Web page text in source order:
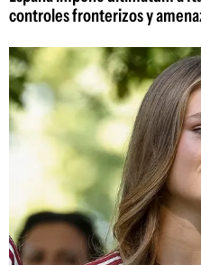
controles fronterizos y